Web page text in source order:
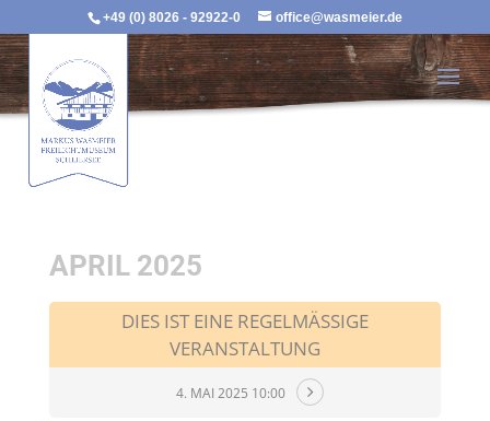
+49 (0) 8026 - 92922-0 office@wasmeier.de
APRIL 2025
DIES IST EINE REGELMÄSSIGE V
ERANSTALTUNG
4. MAI 2025 10:00